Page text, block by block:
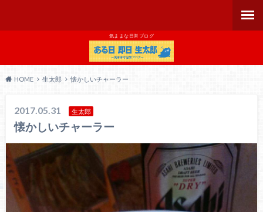
気ままな日常ブログ
HOME 生太郎 懐かしいチャーラー
2017.05.31 生太郎
懐かしいチャーラー